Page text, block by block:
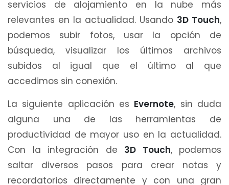
servicios de alojamiento en la nube más
relevantes en la actualidad. Usando 3D Touch,
podemos subir fotos, usar la opción de
búsqueda, visualizar los últimos archivos
subidos al igual que el último al que
accedimos sin conexión.
La siguiente aplicación es Evernote, sin duda
alguna una de las herramientas de
productividad de mayor uso en la actualidad.
Con la integración de 3D Touch, podemos
saltar diversos pasos para crear notas y
recordatorios directamente y con una gran